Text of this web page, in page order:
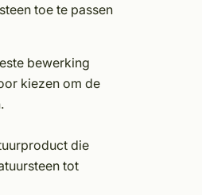
toe te passen
bewerking
kiezen om de
die
tot